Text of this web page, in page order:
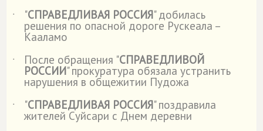
˙
"СПРАВЕДЛИВАЯ РОССИЯ" добилась
решения по опасной дороге Рускеала –
Кааламо
˙
После обращения "СПРАВЕДЛИВОЙ
РОССИИ" прокуратура обязала устранить
нарушения в общежитии Пудожа
˙
"СПРАВЕДЛИВАЯ РОССИЯ" поздравила
жителей Суйсари с Днем деревни